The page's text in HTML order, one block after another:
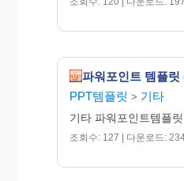
파워포인트 템플릿
PPT템플릿 > 기타
기타 파워포인트템플
조회수: 127 | 다운로드: